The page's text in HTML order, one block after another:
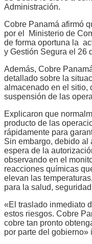
Administración.
Cobre Panamá afirmó
por el Ministerio de
de forma oportuna la
y Gestión Segura el 26
Además, Cobre
detallado sobre la
almacenado en el sitio,
suspensión de las
Explicaron que
producto de las
rápidamente para
Sin embargo, debido al
espera de la
observando en el
reacciones químicas
elevan las
para la salud,
«El traslado inmediato
estos riesgos. Cobre
cobre tan pronto
por parte del gobierno»